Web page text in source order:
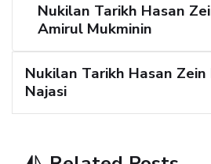
Nukilan Tarikh Hasan
Amirul Mukminin
Nukilan Tarikh Hasan
Najasi